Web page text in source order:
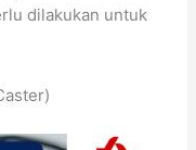
dilakukan untuk